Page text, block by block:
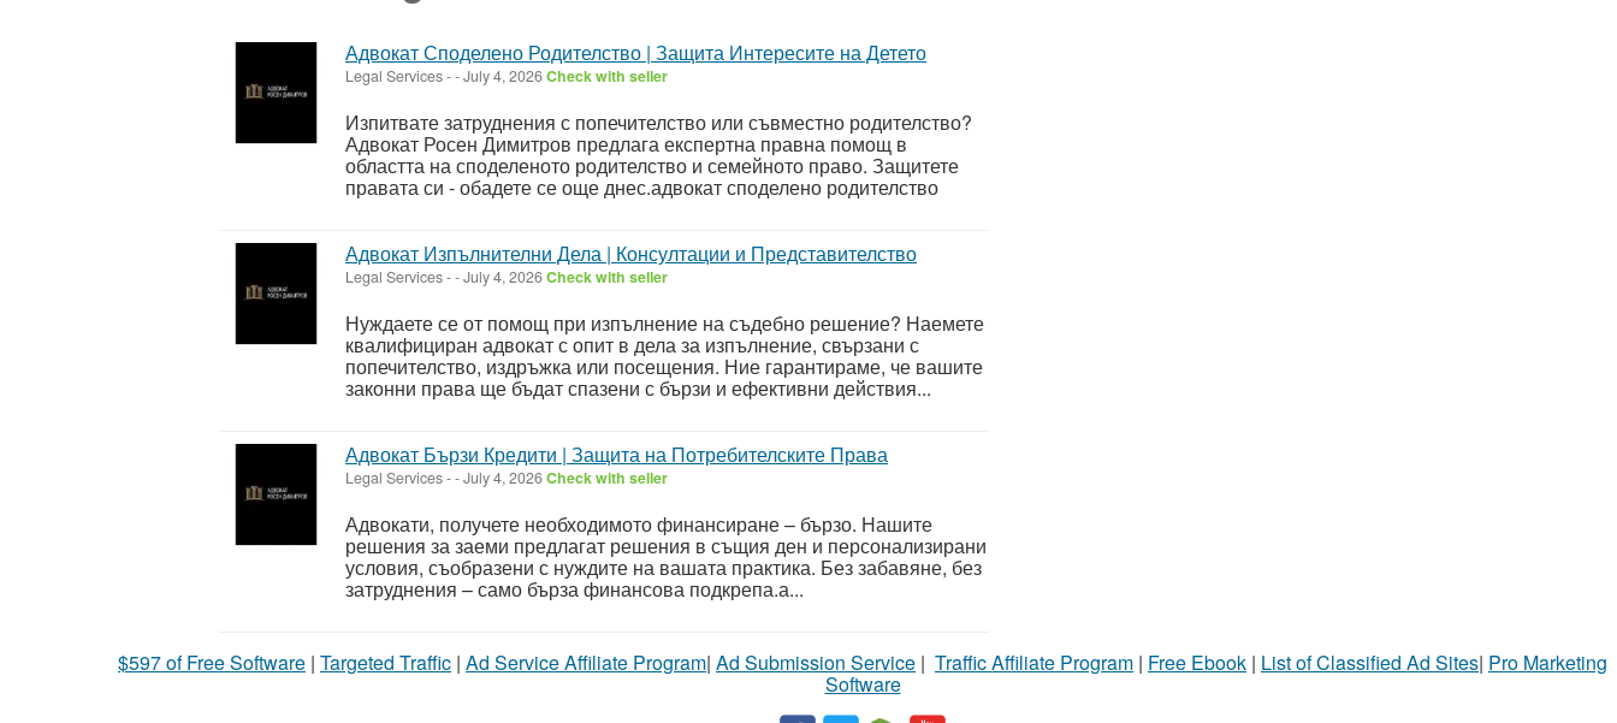
Адвокат Споделено Родителство | Защита Интересите на Детето
Legal Services--July 4, 2026Check with seller
Изпитвате затруднения с попечителство или съвместно родителство?
Адвокат Росен Димитров предлага експертна правна помощ в
областта на споделеното родителство и семейното право. Защитете
правата си - обадете се още днес.адвокат споделено родителство
Адвокат Изпълнителни Дела | Консултации и Представителство
Legal Services--July 4, 2026Check with seller
Нуждаете се от помощ при изпълнение на съдебно решение? Наемете
квалифициран адвокат с опит в дела за изпълнение, свързани с
попечителство, издръжка или посещения. Ние гарантираме, че вашите
законни права ще бъдат спазени с бързи и ефективни действия...
Адвокат Бързи Кредити | Защита на Потребителските Права
Legal Services--July 4, 2026Check with seller
Адвокати, получете необходимото финансиране – бързо. Нашите
решения за заеми предлагат решения в същия ден и персонализирани
условия, съобразени с нуждите на вашата практика. Без забавяне, без
затруднения – само бърза финансова подкрепа.а...
$597 of Free Software | Targeted Traffic | Ad Service Affiliate Program| Ad Submission Service | Traffic Affiliate Program | Free Ebook | List of Classified Ad Sites| Pro Marketing
Software